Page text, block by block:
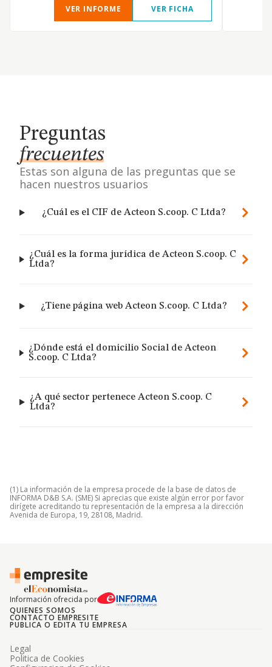
VER INFORME VER FICHA
Preguntas
frecuentes
Estas son alguna de las preguntas que se
hacen nuestros usuarios
¿Cuál es el CIF de Acteon S.coop. C Ltda?
¿Cuál es la forma jurídica de Acteon S.coop. C
Ltda?
¿Tiene página web Acteon S.coop. C Ltda?
¿Dónde está el domicilio Social de Acteon
S.coop. C Ltda?
¿A qué sector pertenece Acteon S.coop. C
Ltda?
(1) La información de la empresa procede de la base de datos de
INFORMA D&B S.A. (SME) Si aprecias que existe algún error por favor
dirígete acreditando tu representación de la empresa a la dirección
Avenida de Europa, 19, 28108, Madrid.
Información ofrecida por
QUIENES SOMOS
CONTACTO EMPRESITE
PUBLICA O EDITA TU EMPRESA
Legal
Politica de Cookies